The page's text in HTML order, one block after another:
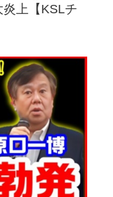
上【KSLチ